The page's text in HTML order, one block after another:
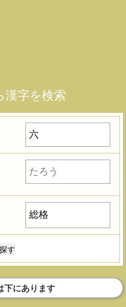
漢字を検索
下にあります